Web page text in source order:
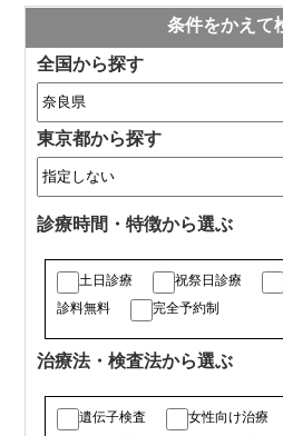
条件をかえて
全国から探す
東京都から探す
診療時間・特徴から選ぶ
土日診療 祝祭日診療
診料無料
完全予約制
治療法・検査法から選ぶ
遺伝子検査 女性向け治療